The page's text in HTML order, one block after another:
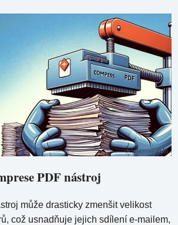
PDF nástroj
může drasticky zmenšit velikost
což usnadňuje jejich sdílení e-mailem,